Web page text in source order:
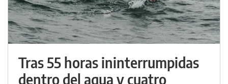
Tras 55 horas ininterrumpidas
dentro del agua y cuatro